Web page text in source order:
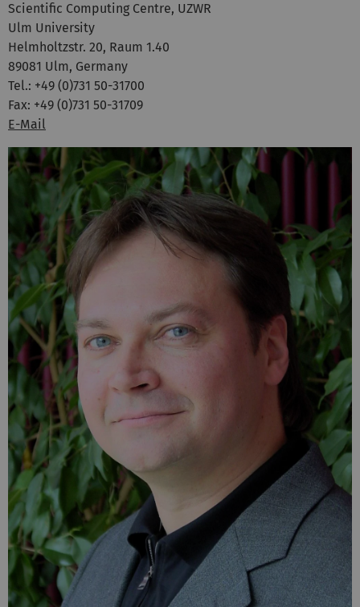
Scientific Computing Centre, UZWR
Ulm University
Helmholtzstr. 20, Raum 1.40
89081 Ulm, Germany
Tel.: +49 (0)731 50-31700
Fax: +49 (0)731 50-31709
E-Mail